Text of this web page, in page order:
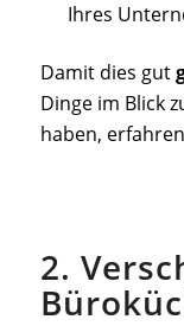
Ihres
Damit dies gut
Dinge im Blick
haben,
2.